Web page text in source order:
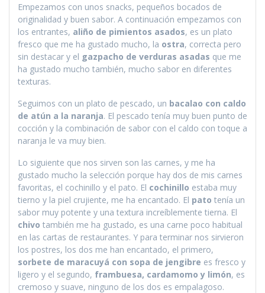
Empezamos con unos snacks, pequeños bocados de
originalidad y buen sabor. A continuación empezamos con
los entrantes, aliño de pimientos asados, es un plato
fresco que me ha gustado mucho, la ostra, correcta pero
sin destacar y el gazpacho de verduras asadas que me
ha gustado mucho también, mucho sabor en diferentes
texturas.
Seguimos con un plato de pescado, un bacalao con caldo
de atún a la naranja. El pescado tenía muy buen punto de
cocción y la combinación de sabor con el caldo con toque a
naranja le va muy bien.
Lo siguiente que nos sirven son las carnes, y me ha
gustado mucho la selección porque hay dos de mis carnes
favoritas, el cochinillo y el pato. El cochinillo estaba muy
tierno y la piel crujiente, me ha encantado. El pato tenía un
sabor muy potente y una textura increíblemente tierna. El
chivo también me ha gustado, es una carne poco habitual
en las cartas de restaurantes. Y para terminar nos sirvieron
los postres, los dos me han encantado, el primero,
sorbete de maracuyá con sopa de jengibre es fresco y
ligero y el segundo, frambuesa, cardamomo y limón, es
cremoso y suave, ninguno de los dos es empalagoso.